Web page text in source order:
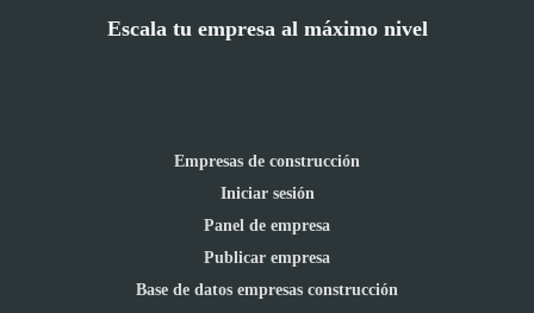
Escala tu empresa al máximo nivel
Empresas de construcción
Iniciar sesión
Panel de empresa
Publicar empresa
Base de datos empresas construcción